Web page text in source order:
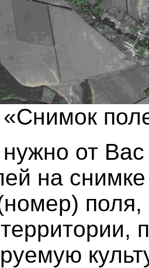
от Вас
на снимке